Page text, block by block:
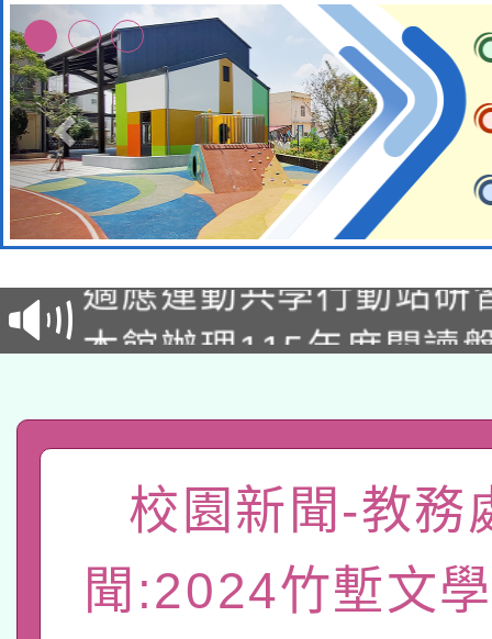
本校115學年度第2次
招甄選結果公告(無人
招)
本館辦理115年度閱讀
礎課程
A3數位素養講師名單
「數位內容與教學軟
pilot」
薪期間赴陸應申請許可
轉知經濟部水利署委託
校園新聞-教務
聞:2024竹塹文